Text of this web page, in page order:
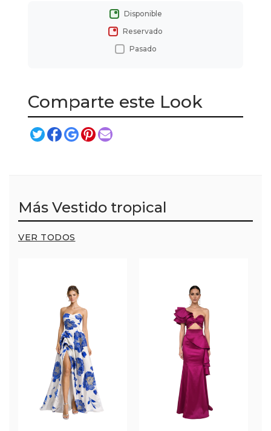
Disponible
Reservado
Pasado
Comparte este Look
Más Vestido tropical
VER TODOS